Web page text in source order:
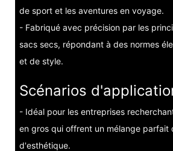
de sport et les aventures en voyage.
- Fabriqué avec précision par les
sacs secs, répondant à des normes
et de style.
Scénarios
- Idéal pour les entreprises
en gros qui offrent un mélange parfait
d'esthétique.